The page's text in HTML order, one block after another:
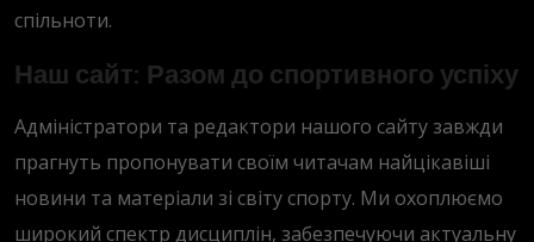
спільноти.
Наш сайт: Разом до спортивного успіху
Адміністратори та редактори нашого сайту завжди
прагнуть пропонувати своїм читачам найцікавіші
новини та матеріали зі світу спорту. Ми охоплюємо
широкий спектр дисциплін, забезпечуючи актуальну